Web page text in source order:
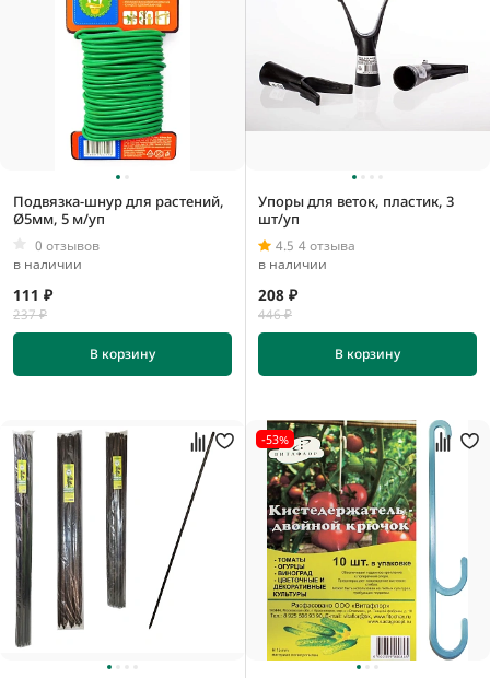
Подвязка-шнур для растений,
Ø5мм, 5 м/уп
0 отзывов
в наличии
111 ₽
237 ₽
В корзину
Упоры для веток, пластик, 3
шт/уп
4.5 4 отзыва
в наличии
208 ₽
446 ₽
В корзину
-53%